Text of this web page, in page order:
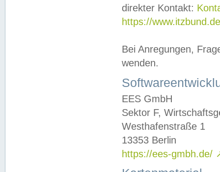
direkter Kontakt:
https://
Bei Anregungen,
wenden.
EES GmbH
Sektor F,
Westhafenstraße 1
13353 Berlin
https://ees-gmbh.de/